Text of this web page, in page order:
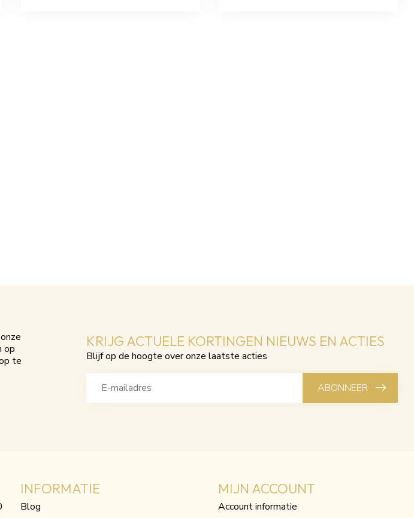
op
te
KRIJG ACTUELE KORTINGEN NIEUWS EN ACTIES
Blijf op de hoogte over onze laatste acties
ABONNEER
INFORMATIE
Blog
MIJN ACCOUNT
Account informatie